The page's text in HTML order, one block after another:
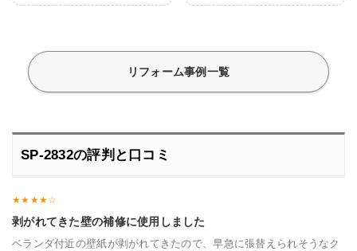
リフォーム事例一覧
SP-2832の評判と口コミ
剥がれてきた壁の補修に使用しました
ベランダ付近の壁紙が剥がれてきたので、早急に張替えられそうなク